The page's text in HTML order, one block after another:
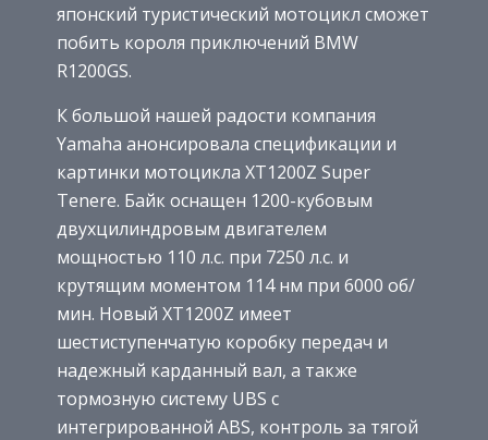
японский туристический мотоцикл сможет
побить короля приключений BMW
R1200GS.
К большой нашей радости компания
Yamaha анонсировала спецификации и
картинки мотоцикла XT1200Z Super
Tenere. Байк оснащен 1200-кубовым
двухцилиндровым двигателем
мощностью 110 л.с. при 7250 л.с. и
крутящим моментом 114 нм при 6000 об/
мин. Новый XT1200Z имеет
шестиступенчатую коробку передач и
надежный карданный вал, а также
тормозную систему UBS с
интегрированной ABS, контроль за тягой